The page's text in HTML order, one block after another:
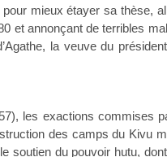
mieux étayer sa thèse,
et annonçant de terribles
la veuve du
les exactions commises
des camps du Kivu
soutien du pouvoir hutu,